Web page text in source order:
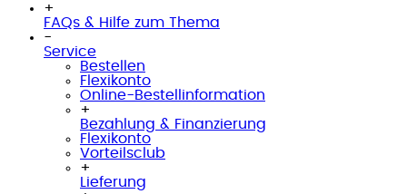
+
FAQs & Hilfe zum Thema
-
Service
Bestellen
Flexikonto
Online-Bestellinformation
+
Bezahlung & Finanzierung
Flexikonto
Vorteilsclub
+
Lieferung